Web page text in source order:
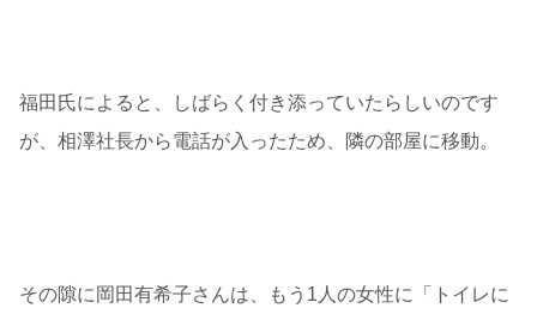
福田氏によると、しばらく付き添っていたらしいのです
が、相澤社長から電話が入ったため、隣の部屋に移動。
その隙に岡田有希子さんは、もう1人の女性に「トイレに